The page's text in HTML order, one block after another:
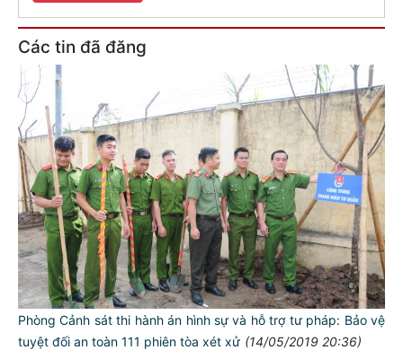
Các tin đã đăng
Phòng Cảnh sát thi hành án hình sự và hỗ trợ tư pháp: Bảo vệ
tuyệt đối an toàn 111 phiên tòa xét xử (14/05/2019 20:36)